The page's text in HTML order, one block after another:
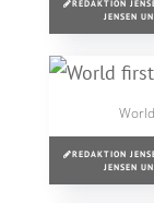
REDAKTION
JENSEN
REDAKTION
JENSEN